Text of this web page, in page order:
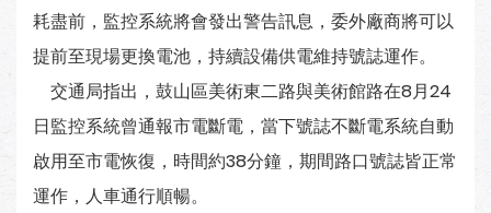
耗盡前，監控系統將會發出警告訊息，委外廠商將可以
提前至現場更換電池，持續設備供電維持號誌運作。
交通局指出，鼓山區美術東二路與美術館路在8月24
日監控系統曾通報市電斷電，當下號誌不斷電系統自動
啟用至市電恢復，時間約38分鐘，期間路口號誌皆正常
運作，人車通行順暢。